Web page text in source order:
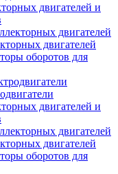
двигателей и
двигателей
двигателей
оборотов для
двигателей и
двигателей
двигателей
оборотов для